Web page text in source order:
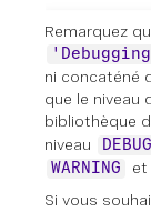
Remarquez
ni concaténé
que le niveau
bibliothèque
niveau
DEBUG
WARNING
et
Si vous